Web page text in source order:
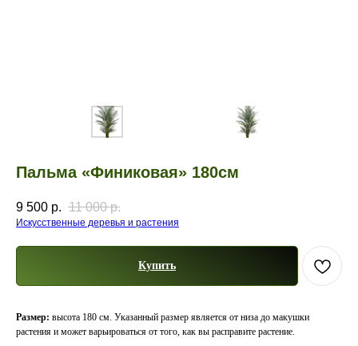
Пальма «Финиковая» 180см
9 500 р. 11 000 р.
Искусственные деревья и растения
Купить
Размер: высота 180 см. Указанный размер является от низа до макушки
растения и может варьироваться от того, как вы расправите растение.